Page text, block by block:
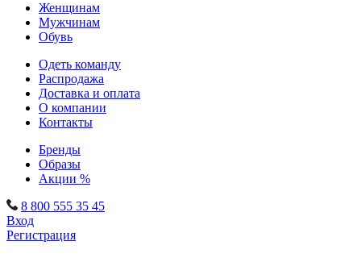
Женщинам
Мужчинам
Обувь
Одеть команду
Распродажа
Доставка и оплата
О компании
Контакты
Бренды
Образы
Акции %
8 800 555 35 45
Вход
Регистрация